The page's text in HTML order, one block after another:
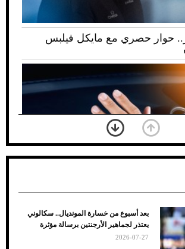
حوار حصري مع مايكل فيلبس
السيارة عند الوقوف.. أشهر
بعد أسبوع من خسارة المونديال.. سكالوني
يعتذر لجماهير الأرجنتين برسالة مؤثرة
2026-07-27